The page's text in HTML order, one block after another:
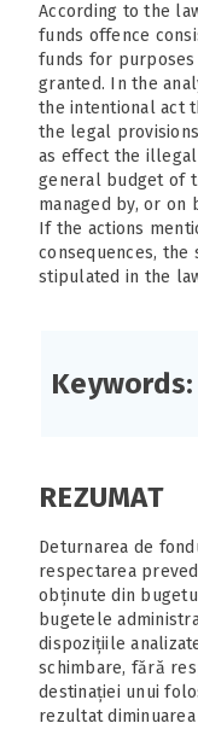
According to the
funds offence
funds for
granted. In the
the intentional act
the legal
as effect the
general budget of
managed by, or on
If the actions
consequences,
stipulated in the
Keywords:
REZUMAT
Deturnarea de
respectarea
obținute din
bugetele
dispozițiile
schimbare, fără
destinației unui
rezultat